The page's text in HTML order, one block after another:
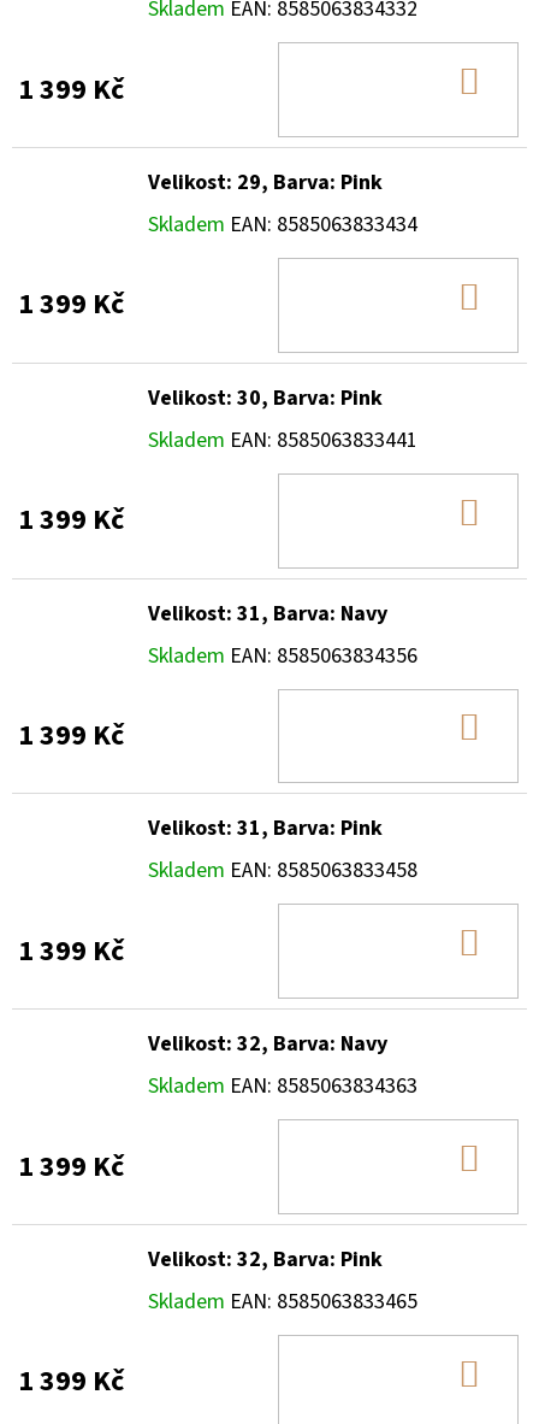
Skladem EAN: 8585063834332
1 399 Kč
Velikost: 29, Barva: Pink
Skladem EAN: 8585063833434
1 399 Kč
Velikost: 30, Barva: Pink
Skladem EAN: 8585063833441
1 399 Kč
Velikost: 31, Barva: Navy
Skladem EAN: 8585063834356
1 399 Kč
Velikost: 31, Barva: Pink
Skladem EAN: 8585063833458
1 399 Kč
Velikost: 32, Barva: Navy
Skladem EAN: 8585063834363
1 399 Kč
Velikost: 32, Barva: Pink
Skladem EAN: 8585063833465
1 399 Kč